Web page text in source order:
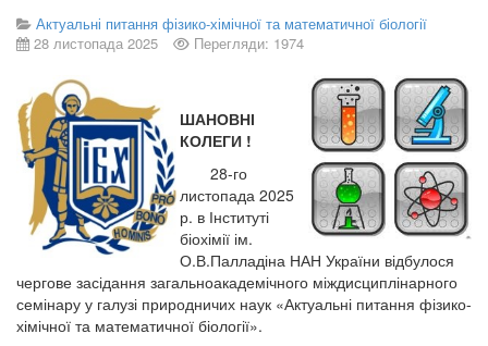
Актуальні питання фізико-хімічної та математичної біології
28 листопада 2025
Перегляди: 1974
ШАНОВНІ
КОЛЕГИ !
28-го
листопада 2025
р. в Інституті
біохімії ім.
О.В.Палладіна НАН України відбулося
чергове засідання загальноакадемічного міждисциплінарного
семінару у галузі природничих наук «Актуальні питання фізико-
хімічної та математичної біології».